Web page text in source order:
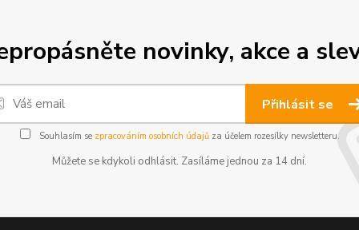
novinky, akce a
Přihlásit se
Souhlasím se zpracováním osobních údajůza účelem rozesílky newsletteru.
Můžete se kdykoli odhlásit. Zasíláme jednou za 14 dní.